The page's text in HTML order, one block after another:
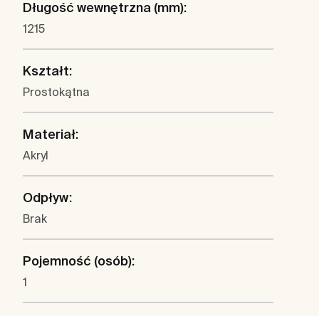
Długość wewnętrzna (mm):
1215
Kształt:
Prostokątna
Materiał:
Akryl
Odpływ:
Brak
Pojemność (osób):
1